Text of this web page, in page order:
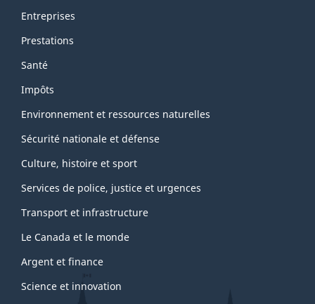
Entreprises
Prestations
Santé
Impôts
Environnement et ressources naturelles
Sécurité nationale et défense
Culture, histoire et sport
Services de police, justice et urgences
Transport et infrastructure
Le Canada et le monde
Argent et finance
Science et innovation